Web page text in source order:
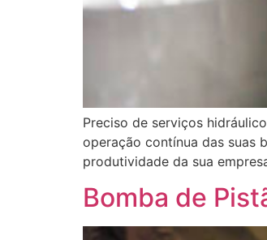
Preciso de serviços
operação contínua das suas
produtividade da sua
Bomba de